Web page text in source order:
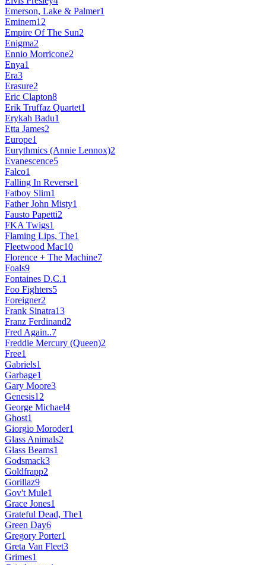
Emerson, Lake & Palmer1
Eminem12
Empire Of The Sun2
Enigma2
Ennio Morricone2
Enya1
Era3
Erasure2
Eric Clapton8
Erik Truffaz Quartet1
Erykah Badu1
Etta James2
Europe1
Eurythmics (Annie Lennox)2
Evanescence5
Falco1
Falling In Reverse1
Fatboy Slim1
Father John Misty1
Fausto Papetti2
FKA Twigs1
Flaming Lips, The1
Fleetwood Mac10
Florence + The Machine7
Foals9
Fontaines D.C.1
Foo Fighters5
Foreigner2
Frank Sinatra13
Franz Ferdinand2
Fred Again..7
Freddie Mercury (Queen)2
Free1
Gabriels1
Garbage1
Gary Moore3
Genesis12
George Michael4
Ghost1
Giorgio Moroder1
Glass Animals2
Glass Beams1
Godsmack3
Goldfrapp2
Gorillaz9
Gov't Mule1
Grace Jones1
Grateful Dead, The1
Green Day6
Gregory Porter1
Greta Van Fleet3
Grimes1